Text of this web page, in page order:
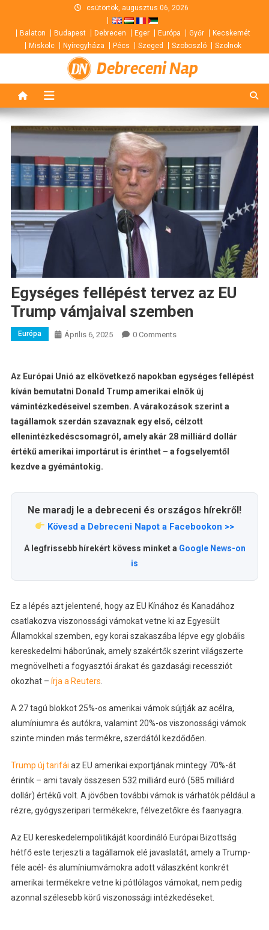
content
csütörtök, augusztus 06, 2026
Balaton Budapest Debrecen Eger Európa Győr
Kecskemét
Miskolc
Nyíregyháza Pécs Szeged Szoboszló Szolnok
Debreceni Nap
Egységes fellépést tervez az EU
Trump vámjaival szemben
Európa Április 6, 2025 0 Comments
Az Európai Unió az elkövetkező napokban egységes fellépést
kíván bemutatni Donald Trump amerikai elnök új
vámintézkedéseivel szemben. A várakozások szerint a
tagállamok szerdán szavaznak egy első, célzott
ellenintézkedéscsomagról, amely akár 28 milliárd dollár
értékű amerikai importárut is érinthet – a fogselyemtől
kezdve a gyémántokig.
Ne maradj le a debreceni és országos hírekről!
Kövesd a Debreceni Napot a Facebookon >>
A legfrissebb hírekért kövess minket a Google News-on
is
Ez a lépés azt jelentené, hogy az EU Kínához és Kanadához
csatlakozva viszonossági vámokat vetne ki az Egyesült
Államokkal szemben, egy korai szakaszába lépve egy globális
kereskedelmi háborúnak, amely szakértők szerint világszerte
megnövelheti a fogyasztói árakat és gazdasági recessziót
okozhat – írja a Reuters
A 27 tagú blokkot 25%-os amerikai vámok sújtják az acélra,
alumíniumra és autókra, valamint 20%-os viszonossági vámok
szinte minden más termékre, szerdától kezdődően.
Trump új tarifái az EU amerikai exportjának mintegy 70%-át
érintik – ami tavaly összesen 532 milliárd euró (585 milliárd
dollár) értékű volt. A jövőben további vámok is várhatók például a
rézre, gyógyszeripari termékekre, félvezetőkre és faanyagra.
Az EU kereskedelempolitikáját koordináló Európai Bizottság
hétfő este terjeszti a tagállamok elé javaslatát, amely a Trump-
féle acél- és alumíniumvámokra adott válaszként konkrét
amerikai termékekre vetne ki pótlólagos vámokat, nem pedig
azonnal szélesebb körű viszonossági intézkedéseket.